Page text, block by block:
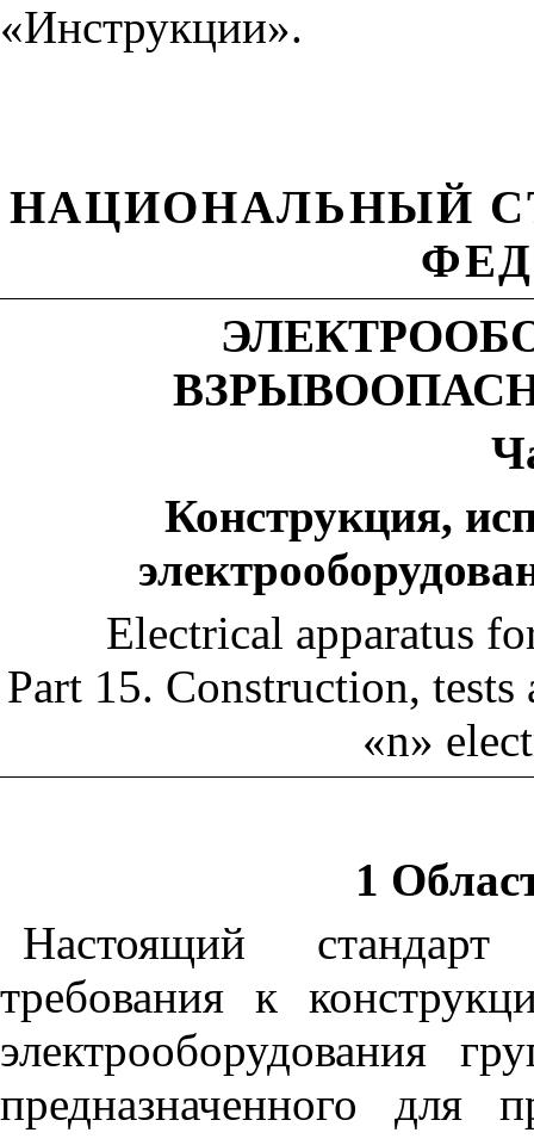
«Инструкции».
НАЦИОНАЛЬНЫЙ
Конструкция,
Electrical apparatus
Part 15. Construction,
«n»
1
Настоящий стандарт
требования к
электрооборудования
предназначенного для